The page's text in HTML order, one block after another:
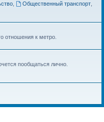
, Общественный транспорт,
отношения к метро.
пообщаться лично.